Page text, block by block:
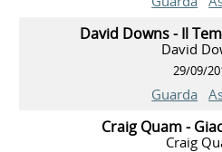
David Downs - Il
David
29/09/
Guarda
Craig Quam -
Craig